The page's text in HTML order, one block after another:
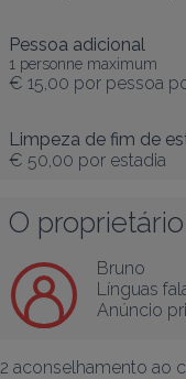
Pessoa adicional
1 personne maximum
€ 15,00 por pessoa
Limpeza de fim de
€ 50,00 por estadia
O proprietário
Bruno
Línguas
Anúncio
2 aconselhamento ao